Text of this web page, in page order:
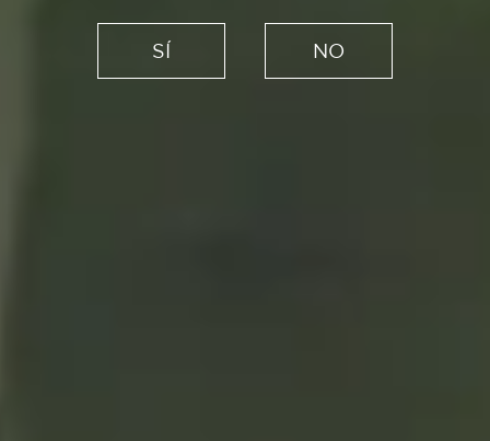
SÍ NO
Lasaña boloñesa casera al
horno, paso a paso